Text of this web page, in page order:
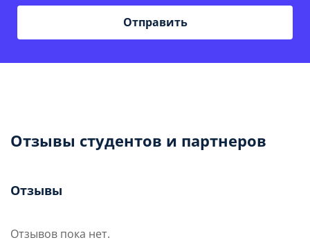
Отзывы студентов и партнеров
Отзывы
Отзывов пока нет.